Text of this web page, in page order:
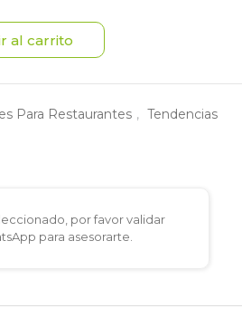
al carrito
Para Restaurantes , Tendencias
por favor validar
para asesorarte.